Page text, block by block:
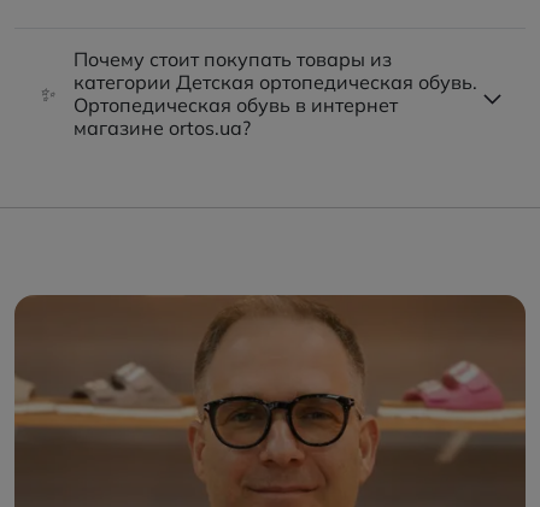
✨
Почему стоит покупать товары из
категории Детская ортопедическая обувь.
Ортопедическая обувь в интернет
магазине ortos.ua?